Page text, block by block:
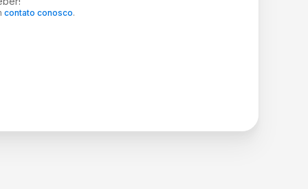
contato conosco.